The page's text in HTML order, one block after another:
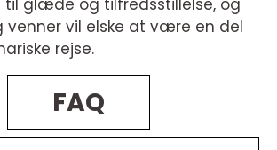
til glæde og tilfredsstillelse, og
venner vil elske at være en del
rejse.
FAQ